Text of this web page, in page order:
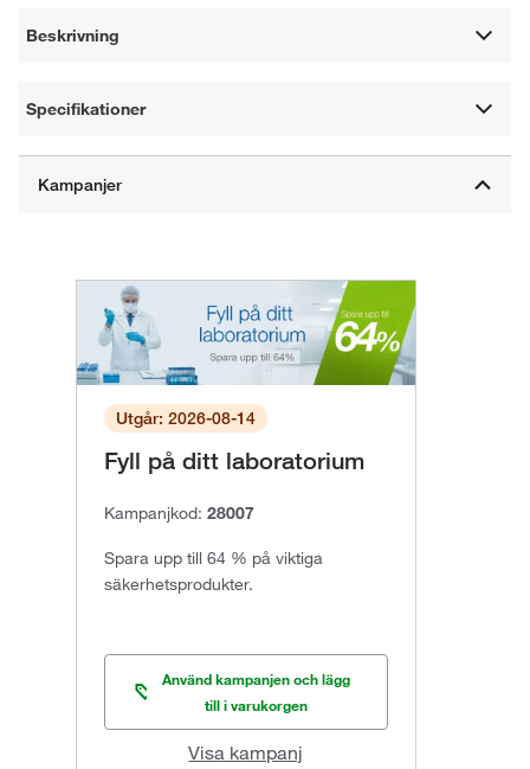
Beskrivning
Specifikationer
Utgår: 2026-08-14
Fyll på ditt laboratorium
Kampanjkod: 28007
Spara upp till 64 % på viktiga
säkerhetsprodukter.
Använd kampanjen och lägg
till i varukorgen
Visa kampanj